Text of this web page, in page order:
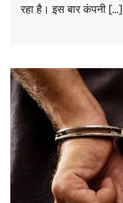
रहा है। इस बार कंपनी […]